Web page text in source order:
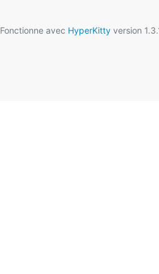
Fonctionne avec HyperKittyversion